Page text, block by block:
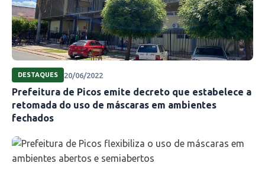
DESTAQUES 20/06/2022
Prefeitura de Picos emite decreto que estabelece a
retomada do uso de máscaras em ambientes
fechados